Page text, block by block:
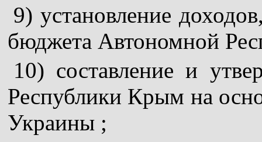
9) установление
бюджета Автономной
10) составление и
Республики Крым на
Украины ;